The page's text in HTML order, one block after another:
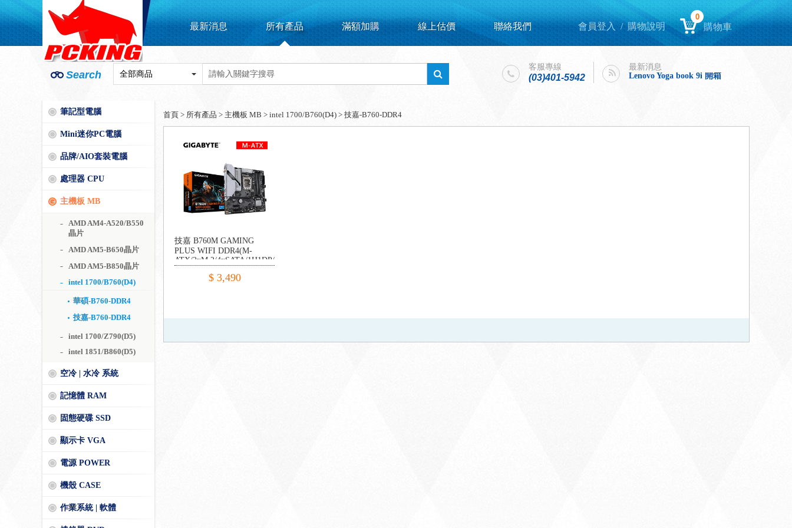
最新消息 所有產品 滿額加購 線上估價 聯絡我們 會員登入 /購物說明
0
購物車
Search
客服專線
(03)401-5942
最新消息
Lenovo Yoga book 9i 開箱
Lenovo Yoga book 9i 開箱
筆記型電腦
Mini迷你PC電腦
品牌/AIO套裝電腦
處理器 CPU
主機板 MB
AMD AM4-A520/B550
晶片
AMD AM5-B650晶片
AMD AM5-B850晶片
intel 1700/B760(D4)
華碩-B760-DDR4
技嘉-B760-DDR4
intel 1700/Z790(D5)
intel 1851/B860(D5)
空冷 | 水冷 系統
記憶體 RAM
固態硬碟 SSD
顯示卡 VGA
電源 POWER
機殼 CASE
作業系統 | 軟體
首頁 > 所有產品 > 主機板 MB > intel 1700/B760(D4) > 技嘉-B760-DDR4
技嘉 B760M GAMING
PLUS WIFI DDR4(M-
ATX/2xM.2/4xSATA/1H1DP/LAN
$ 3,490